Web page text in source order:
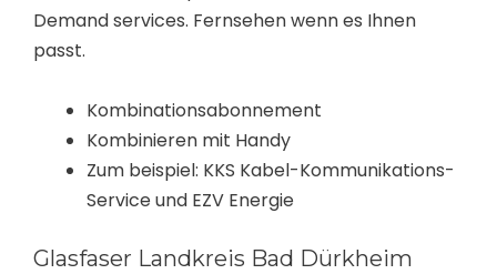
Demand services. Fernsehen wenn es Ihnen
passt.
Kombinationsabonnement
Kombinieren mit Handy
Zum beispiel: KKS Kabel-Kommunikations-
Service und EZV Energie
Glasfaser Landkreis Bad Dürkheim